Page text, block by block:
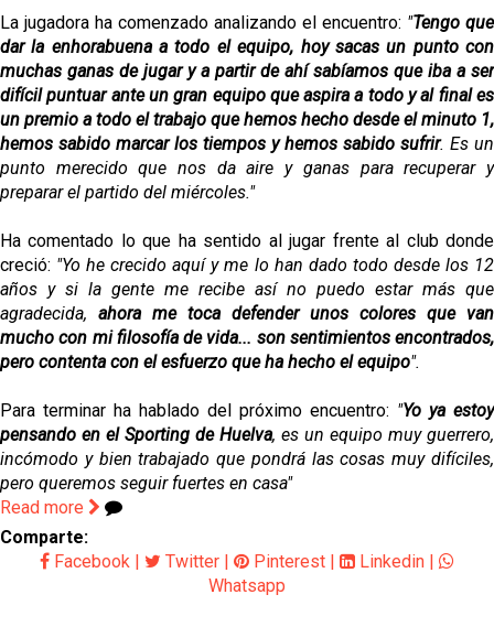
Opinión | "Carta abierta a Alberto Flores" por Rafa
García
La jugadora ha comenzado analizando el encuentro: "Tengo que
dar la enhorabuena a todo el equipo, hoy sacas un punto con
muchas ganas de jugar y a partir de ahí sabíamos que iba a ser
difícil puntuar ante un gran equipo que aspira a todo y al final es
un premio a todo el trabajo que hemos hecho desde el minuto 1,
hemos sabido marcar los tiempos y hemos sabido sufrir. Es un
punto merecido que nos da aire y ganas para recuperar y
preparar el partido del miércoles."
Ha comentado lo que ha sentido al jugar frente al club donde
creció: "Yo he crecido aquí y me lo han dado todo desde los 12
años y si la gente me recibe así no puedo estar más que
agradecida, ahora me toca defender unos colores que van
mucho con mi filosofía de vida... son sentimientos encontrados,
pero contenta con el esfuerzo que ha hecho el equipo".
Para terminar ha hablado del próximo encuentro: "Yo ya estoy
pensando en el Sporting de Huelva, es un equipo muy guerrero,
incómodo y bien trabajado que pondrá las cosas muy difíciles,
pero queremos seguir fuertes en casa"
Read more
Comparte:
Facebook
Twitter Pinterest Linkedin
Whatsapp